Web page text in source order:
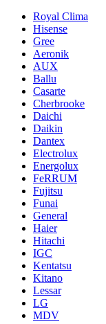
Royal Clima
Hisense
Gree
Aeronik
AUX
Ballu
Casarte
Cherbrooke
Daichi
Daikin
Dantex
Electrolux
Energolux
FeRRUM
Fujitsu
Funai
General
Haier
Hitachi
IGC
Kentatsu
Kitano
Lessar
LG
MDV